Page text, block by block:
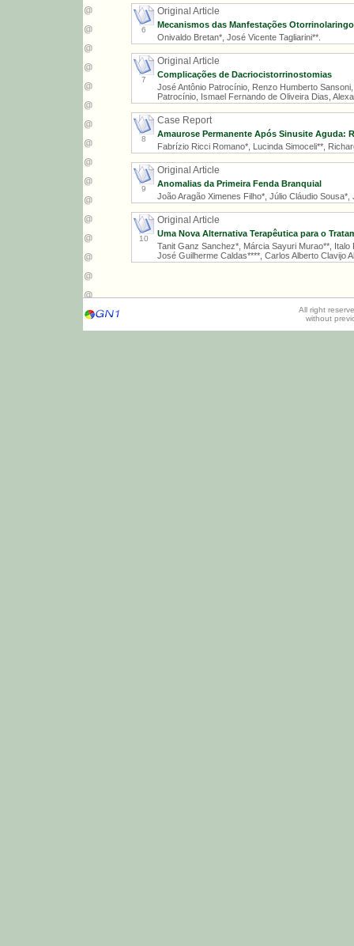
6
Original Article
Mecanismos das Manfestações
Onivaldo Bretan*, José Vicente Tagliarini**.
7
Original Article
Complicações de Dacriocistorrinostomias
José Antônio Patrocínio, Renzo Humberto
Patrocínio, Ismael Fernando de Oliveira Dias,
8
Case Report
Amaurose Permanente Após Sinusite Aguda:
Fabrízio Ricci Romano*, Lucinda Simoceli**,
9
Original Article
Anomalias da Primeira Fenda Branquial
João Aragão Ximenes Filho*, Júlio Cláudio Sousa*,
10
Original Article
Uma Nova Alternativa Terapêutica para o
Tanit Ganz Sanchez*, Márcia Sayuri Murao**,
José Guilherme Caldas****, Carlos Alberto Clavijo
All right
without